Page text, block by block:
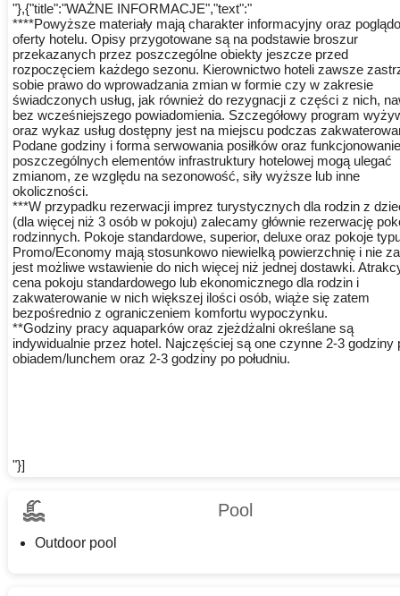
"},{"title":"WAŻNE INFORMACJE","text":"
****Powyższe materiały mają charakter informacyjny oraz
oferty hotelu. Opisy przygotowane są na podstawie broszur
przekazanych przez poszczególne obiekty jeszcze przed
rozpoczęciem każdego sezonu. Kierownictwo hoteli zawsze
sobie prawo do wprowadzania zmian w formie czy w zakresie
świadczonych usług, jak również do rezygnacji z części z nich,
bez wcześniejszego powiadomienia. Szczegółowy program
oraz wykaz usług dostępny jest na miejscu podczas
Podane godziny i forma serwowania posiłków oraz funkcjonowanie
poszczególnych elementów infrastruktury hotelowej mogą ulegać
zmianom, ze względu na sezonowość, siły wyższe lub inne
okoliczności.
***W przypadku rezerwacji imprez turystycznych dla rodzin z
(dla więcej niż 3 osób w pokoju) zalecamy głównie rezerwację
rodzinnych. Pokoje standardowe, superior, deluxe oraz pokoje
Promo/Economy mają stosunkowo niewielką powierzchnię i nie
jest możliwe wstawienie do nich więcej niż jednej dostawki.
cena pokoju standardowego lub ekonomicznego dla rodzin i
zakwaterowanie w nich większej ilości osób, wiąże się zatem
bezpośrednio z ograniczeniem komfortu wypoczynku.
**Godziny pracy aquaparków oraz zjeżdżalni określane są
indywidualnie przez hotel. Najczęściej są one czynne 2-3 godziny
obiadem/lunchem oraz 2-3 godziny po południu.
"}]
Pool
Outdoor pool